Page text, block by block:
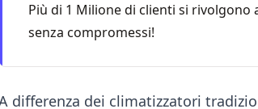
Più di 1 Milione di clienti si rivolgono
senza compromessi!
differenza dei climatizzatori